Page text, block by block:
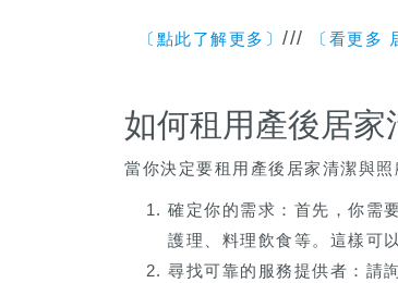
〔點此了解更多〕 /// 〔看更多
如何租用產後居家
當你決定要租用產後居家清潔與
確定你的需求：首先，你需
護理、料理飲食等。這樣可
尋找可靠的服務提供者：請